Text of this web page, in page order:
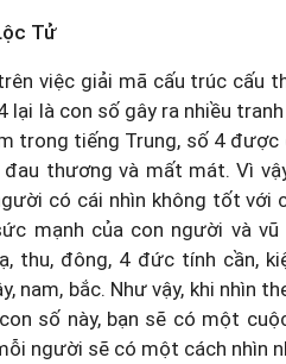
Tử
việc giải mã cấu trúc cấu
là con số gây ra nhiều
trong tiếng Trung, số 4
thương và mất mát. Vì
có cái nhìn không tốt với
mạnh của con người và
thu, đông, 4 đức tính cần,
nam, bắc. Như vậy, khi nhìn
số này, bạn sẽ có một
người sẽ có một cách nhìn